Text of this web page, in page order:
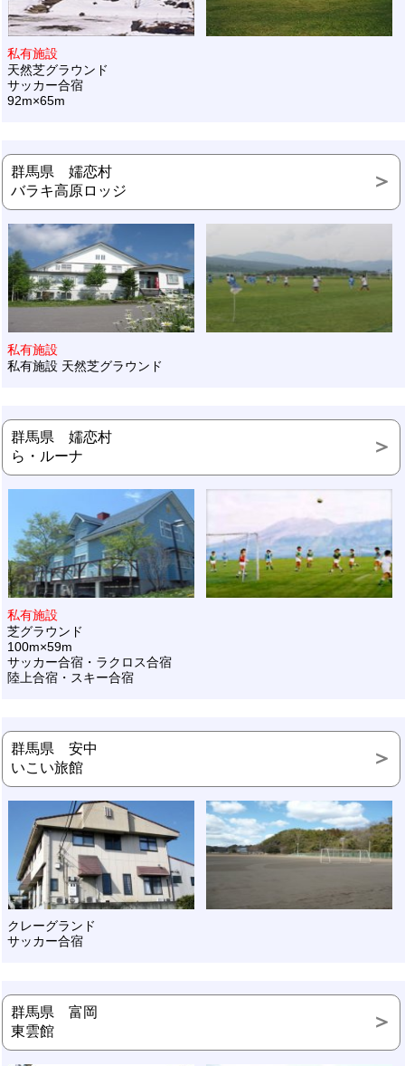
私有施設
天然芝グラウンド
サッカー合宿
92m×65m
群馬県 嬬恋村
バラキ高原ロッジ
私有施設
私有施設 天然芝グラウンド
群馬県 嬬恋村
ら・ルーナ
私有施設
芝グラウンド
100m×59m
サッカー合宿・ラクロス合宿
陸上合宿・スキー合宿
群馬県 安中
いこい旅館
クレーグランド
サッカー合宿
群馬県 富岡
東雲館